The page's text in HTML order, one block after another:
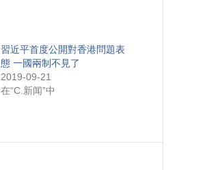
習近平首度公開對香港問題表
態 一國兩制不見了
2019-09-21
在“C.新闻”中